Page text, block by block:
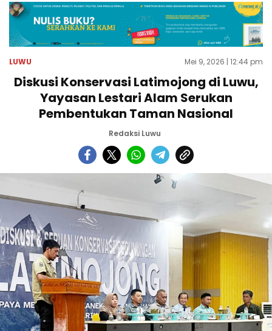
LUWU Mei 9, 2026 | 12:44 pm
Diskusi Konservasi Latimojong di Luwu,
Yayasan Lestari Alam Serukan
Pembentukan Taman Nasional
Redaksi Luwu